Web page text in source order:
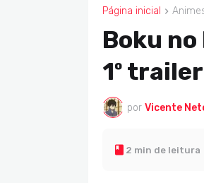
Página inicial
ANIMES
Boku no
1º trailer
por Vicente
2 min de leitura